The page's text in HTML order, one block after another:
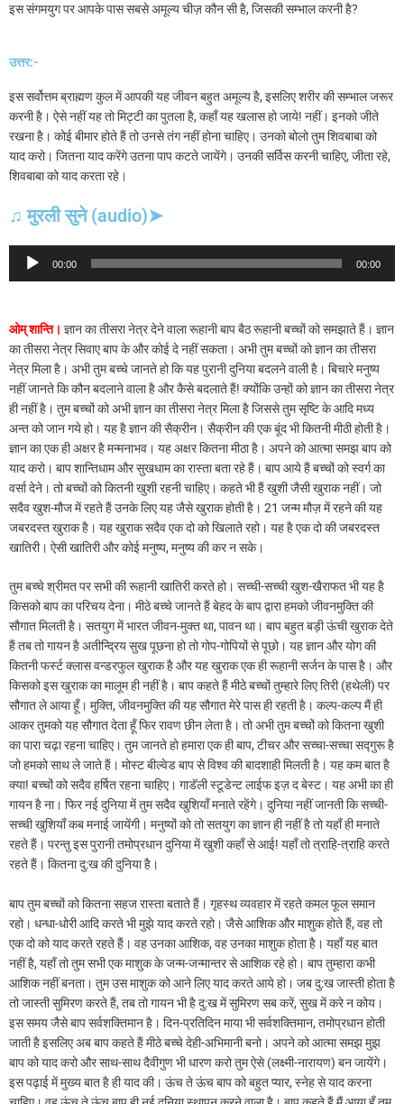
इस संगमयुग पर आपके पास सबसे अमूल्य चीज़ कौन सी है, जिसकी सम्भाल करनी है?
उत्तर:-
इस सर्वोत्तम ब्राह्मण कुल में आपकी यह जीवन बहुत अमूल्य है, इसलिए शरीर की सम्भाल जरूर
करनी है। ऐसे नहीं यह तो मिट्टी का पुतला है, कहाँ यह खलास हो जाये! नहीं। इनको जीते
रखना है। कोई बीमार होते हैं तो उनसे तंग नहीं होना चाहिए। उनको बोलो तुम शिवबाबा को
याद करो। जितना याद करेंगे उतना पाप कटते जायेंगे। उनकी सर्विस करनी चाहिए, जीता रहे,
शिवबाबा को याद करता रहे।
♫ मुरली सुने (audio)➤
Audio
Player
00:00 00:00
ओम् शान्ति। ज्ञान का तीसरा नेत्र देने वाला रूहानी बाप बैठ रूहानी बच्चों को समझाते हैं। ज्ञान
का तीसरा नेत्र सिवाए बाप के और कोई दे नहीं सकता। अभी तुम बच्चों को ज्ञान का तीसरा
नेत्र मिला है। अभी तुम बच्चे जानते हो कि यह पुरानी दुनिया बदलने वाली है। बिचारे मनुष्य
नहीं जानते कि कौन बदलाने वाला है और कैसे बदलाते हैं! क्योंकि उन्हों को ज्ञान का तीसरा नेत्र
ही नहीं है। तुम बच्चों को अभी ज्ञान का तीसरा नेत्र मिला है जिससे तुम सृष्टि के आदि मध्य
अन्त को जान गये हो। यह है ज्ञान की सैक्रीन। सैक्रीन की एक बूंद भी कितनी मीठी होती है।
ज्ञान का एक ही अक्षर है मन्मनाभव। यह अक्षर कितना मीठा है। अपने को आत्मा समझ बाप को
याद करो। बाप शान्तिधाम और सुखधाम का रास्ता बता रहे हैं। बाप आये हैं बच्चों को स्वर्ग का
वर्सा देने। तो बच्चों को कितनी खुशी रहनी चाहिए। कहते भी हैं खुशी जैसी खुराक नहीं। जो
सदैव खुश-मौज में रहते हैं उनके लिए यह जैसे खुराक होती है। 21 जन्म मौज़ में रहने की यह
जबरदस्त खुराक है। यह खुराक सदैव एक दो को खिलाते रहो। यह है एक दो की जबरदस्त
खातिरी। ऐसी खातिरी और कोई मनुष्य, मनुष्य की कर न सके।
तुम बच्चे श्रीमत पर सभी की रूहानी खातिरी करते हो। सच्ची-सच्ची खुश-खैराफत भी यह है
किसको बाप का परिचय देना। मीठे बच्चे जानते हैं बेहद के बाप द्वारा हमको जीवनमुक्ति की
सौगात मिलती है। सतयुग में भारत जीवन-मुक्त था, पावन था। बाप बहुत बड़ी ऊंची खुराक देते
हैं तब तो गायन है अतीन्द्रिय सुख पूछना हो तो गोप-गोपियों से पूछो। यह ज्ञान और योग की
कितनी फर्स्ट क्लास वन्डरफुल खुराक है और यह खुराक एक ही रूहानी सर्जन के पास है। और
किसको इस खुराक का मालूम ही नहीं है। बाप कहते हैं मीठे बच्चों तुम्हारे लिए तिरी (हथेली) पर
सौगात ले आया हूँ। मुक्ति, जीवनमुक्ति की यह सौगात मेरे पास ही रहती है। कल्प-कल्प मैं ही
आकर तुमको यह सौगात देता हूँ फिर रावण छीन लेता है। तो अभी तुम बच्चों को कितना खुशी
का पारा चढ़ा रहना चाहिए। तुम जानते हो हमारा एक ही बाप, टीचर और सच्चा-सच्चा सद्गुरू है
जो हमको साथ ले जाते हैं। मोस्ट बील्वेड बाप से विश्व की बादशाही मिलती है। यह कम बात है
क्या! बच्चों को सदैव हर्षित रहना चाहिए। गाडॅली स्टूडेन्ट लाईफ इज़ द बेस्ट। यह अभी का ही
गायन है ना। फिर नई दुनिया में तुम सदैव खुशियाँ मनाते रहेंगे। दुनिया नहीं जानती कि सच्ची-
सच्ची खुशियाँ कब मनाई जायेंगी। मनुष्यों को तो सतयुग का ज्ञान ही नहीं है तो यहाँ ही मनाते
रहते हैं। परन्तु इस पुरानी तमोप्रधान दुनिया में खुशी कहाँ से आई! यहाँ तो त्राहि-त्राहि करते
रहते हैं। कितना दु:ख की दुनिया है।
बाप तुम बच्चों को कितना सहज रास्ता बताते हैं। गृहस्थ व्यवहार में रहते कमल फूल समान
रहो। धन्धा-धोरी आदि करते भी मुझे याद करते रहो। जैसे आशिक और माशुक होते हैं, वह तो
एक दो को याद करते रहते हैं। वह उनका आशिक, वह उनका माशुक होता है। यहाँ यह बात
नहीं है, यहाँ तो तुम सभी एक माशुक के जन्म-जन्मान्तर से आशिक रहे हो। बाप तुम्हारा कभी
आशिक नहीं बनता। तुम उस माशुक को आने लिए याद करते आये हो। जब दु:ख जास्ती होता है
तो जास्ती सुमिरण करते हैं, तब तो गायन भी है दु:ख में सुमिरण सब करें, सुख में करे न कोय।
इस समय जैसे बाप सर्वशक्तिमान है। दिन-प्रतिदिन माया भी सर्वशक्तिमान, तमोप्रधान होती
जाती है इसलिए अब बाप कहते हैं मीठे बच्चे देही-अभिमानी बनो। अपने को आत्मा समझ मुझ
बाप को याद करो और साथ-साथ दैवीगुण भी धारण करो तुम ऐसे (लक्ष्मी-नारायण) बन जायेंगे।
इस पढ़ाई में मुख्य बात है ही याद की। ऊंच ते ऊंच बाप को बहुत प्यार, स्नेह से याद करना